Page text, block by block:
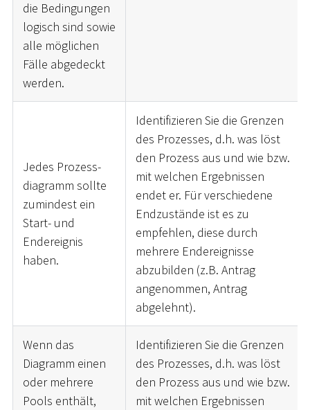
die Bedingungen
logisch sind sowie
alle möglichen
Fälle abgedeckt
werden.
Jedes Prozess-
diagramm sollte
zumindest ein
Start- und
Endereignis
haben.
Identifizieren Sie die Grenzen
des Prozesses, d.h. was löst
den Prozess aus und wie bzw.
mit welchen Ergebnissen
endet er. Für verschiedene
Endzustände ist es zu
empfehlen, diese durch
mehrere Endereignisse
abzubilden (z.B. Antrag
angenommen, Antrag
abgelehnt).
Wenn das
Diagramm einen
oder mehrere
Pools enthält,
Identifizieren Sie die Grenzen
des Prozesses, d.h. was löst
den Prozess aus und wie bzw.
mit welchen Ergebnissen